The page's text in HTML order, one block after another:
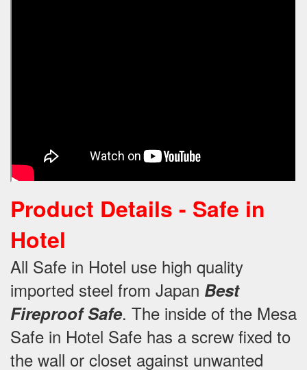
Product Details - Safe in
Hotel
All Safe in Hotel use high quality
imported steel from Japan Best
Fireproof Safe. The inside of the Mesa
Safe in Hotel Safe has a screw fixed to
the wall or closet against unwanted